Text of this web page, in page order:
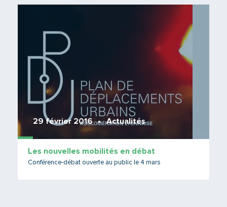
29 février 2016 Actualités
Les nouvelles mobilités en débat
Conférence-débat ouverte au public le 4 mars